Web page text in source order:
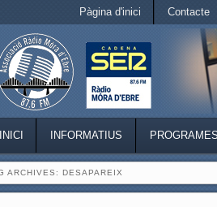
Pàgina d'inici Contacte
MAIN MENU
SKIP TO PRIMARY CONTENT
SKIP TO SECONDARY CONTENT
INICI INFORMATIUS PROGRAMES
ARCHIVES: DESAPAREIX